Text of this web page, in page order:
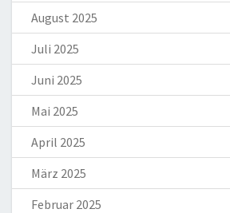
August 2025
Juli 2025
Juni 2025
Mai 2025
April 2025
März 2025
Februar 2025